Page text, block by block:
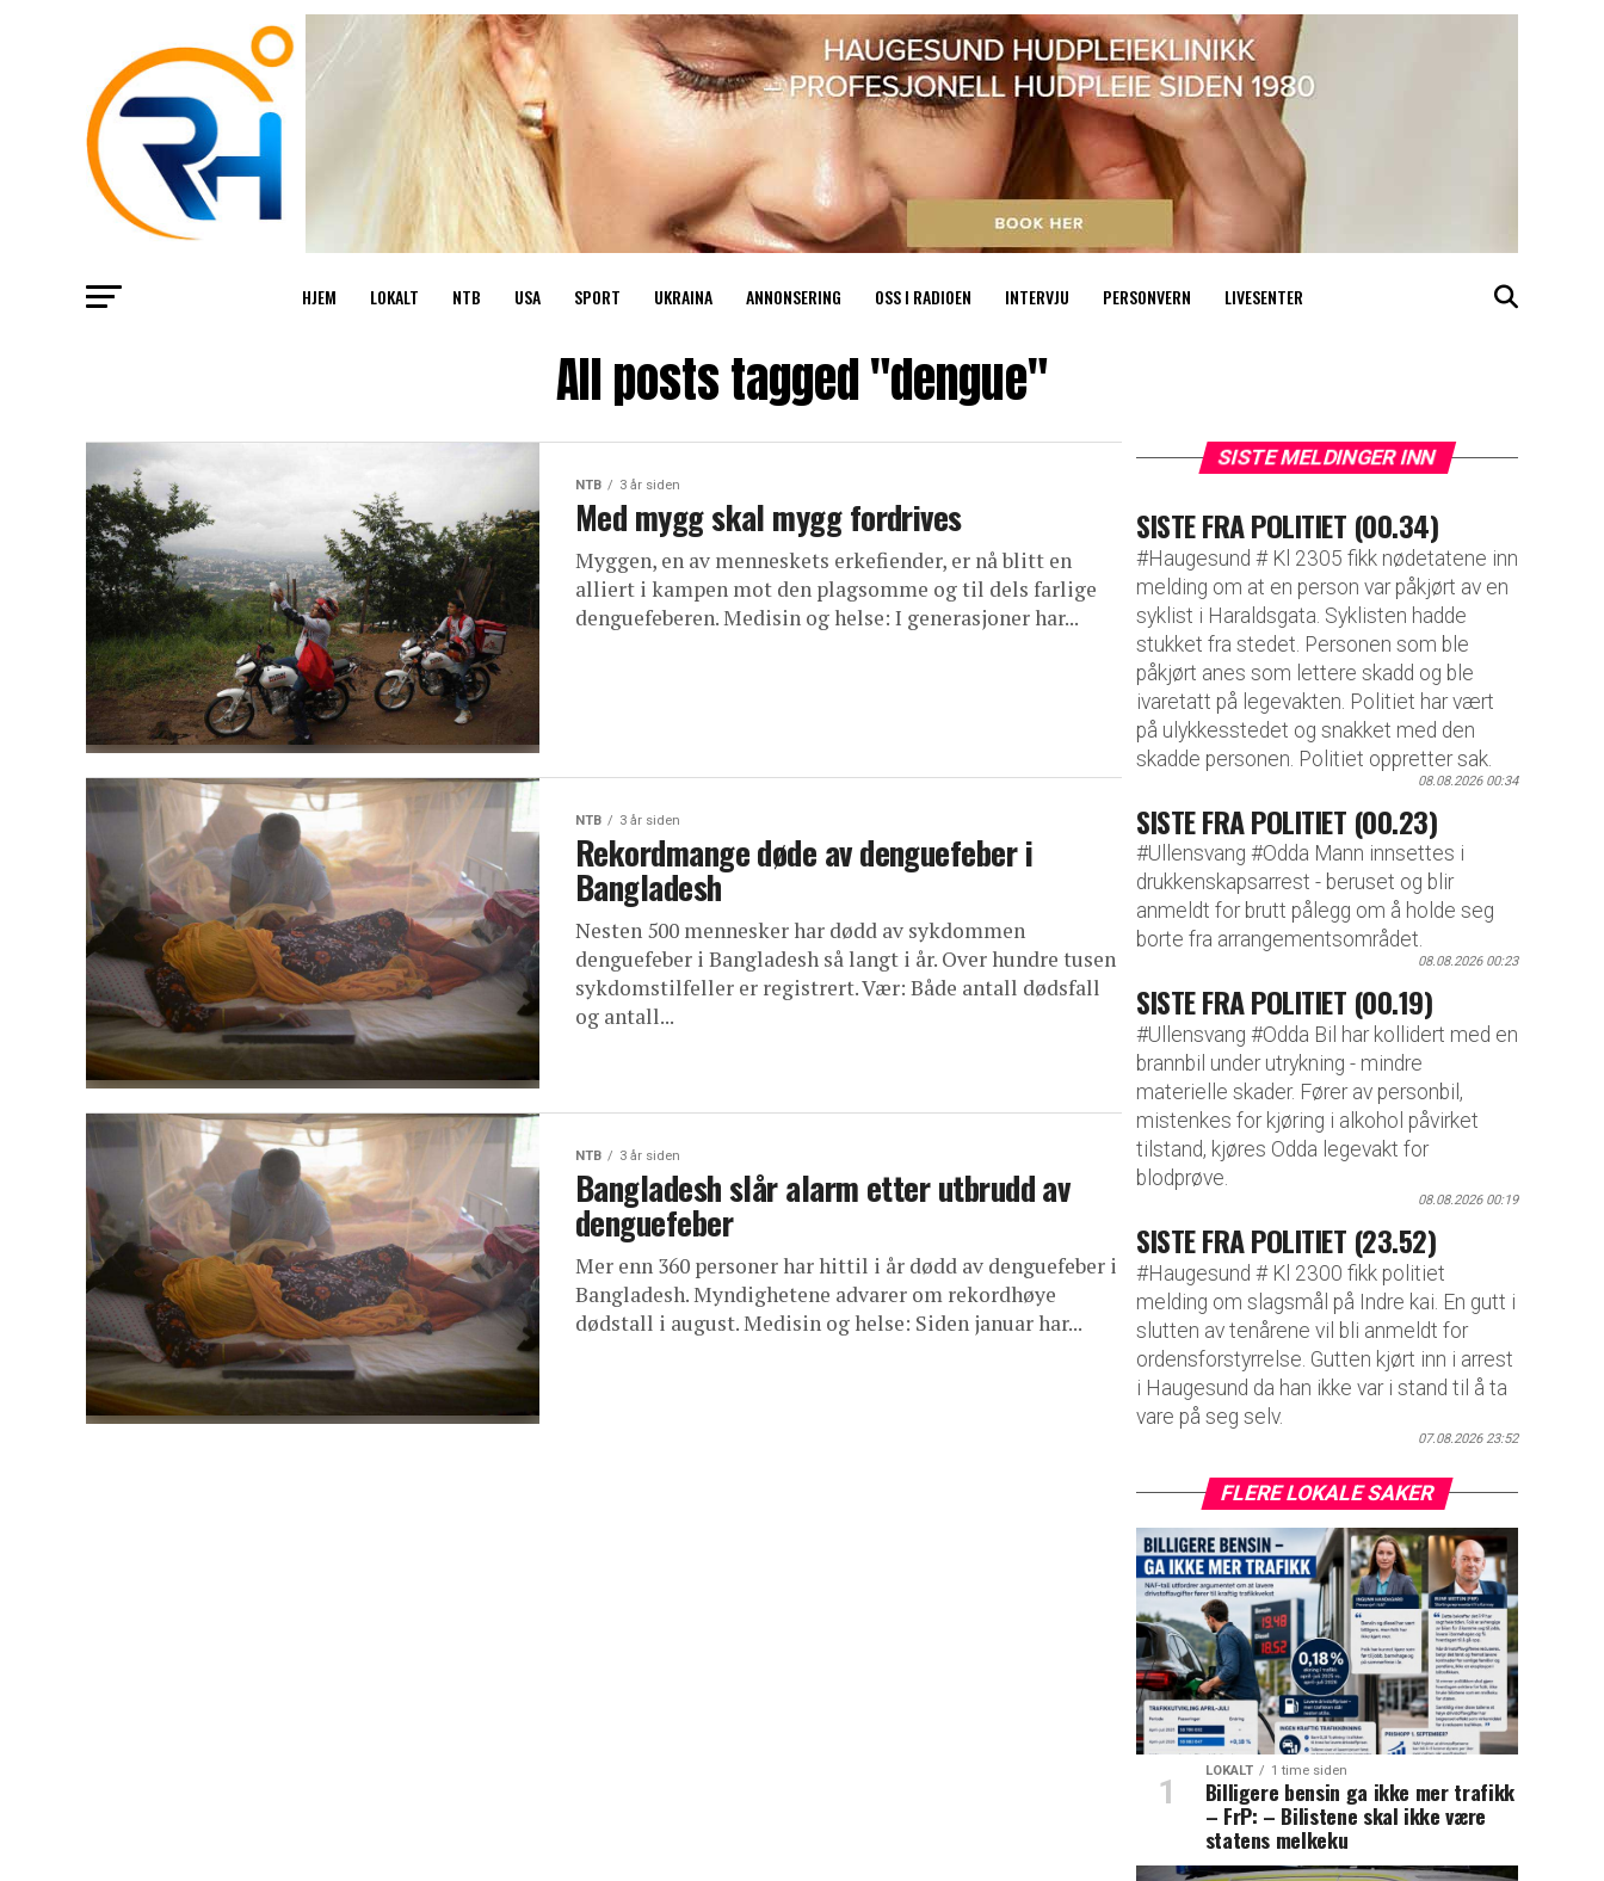
HJEM LOKALT NTB USA SPORT UKRAINA ANNONSERING OSS I RADIOEN INTERVJU PERSONVERN LIVESENTER
All posts tagged "dengue"
NTB 3 år siden
Med mygg skal mygg fordrives
Myggen, en av menneskets erkefiender, er nå blitt en
alliert i kampen mot den plagsomme og til dels farlige
denguefeberen. Medisin og helse: I generasjoner har...
NTB 3 år siden
Rekordmange døde av denguefeber i
Bangladesh
Nesten 500 mennesker har dødd av sykdommen
denguefeber i Bangladesh så langt i år. Over hundre tusen
sykdomstilfeller er registrert. Vær: Både antall dødsfall
og antall...
NTB 3 år siden
Bangladesh slår alarm etter utbrudd av
denguefeber
Mer enn 360 personer har hittil i år dødd av denguefeber i
Bangladesh. Myndighetene advarer om rekordhøye
dødstall i august. Medisin og helse: Siden januar har...
SISTE MELDINGER INN
SISTE FRA POLITIET (00.34)
#Haugesund # Kl 2305 fikk nødetatene inn
melding om at en person var påkjørt av en
syklist i Haraldsgata. Syklisten hadde
stukket fra stedet. Personen som ble
påkjørt anes som lettere skadd og ble
ivaretatt på legevakten. Politiet har vært
på ulykkesstedet og snakket med den
skadde personen. Politiet oppretter sak.
08.08.2026 00:34
SISTE FRA POLITIET (00.23)
#Ullensvang #Odda Mann innsettes i
drukkenskapsarrest - beruset og blir
anmeldt for brutt pålegg om å holde seg
borte fra arrangementsområdet.
08.08.2026 00:23
SISTE FRA POLITIET (00.19)
#Ullensvang #Odda Bil har kollidert med en
brannbil under utrykning - mindre
materielle skader. Fører av personbil,
mistenkes for kjøring i alkohol påvirket
tilstand, kjøres Odda legevakt for
blodprøve.
08.08.2026 00:19
SISTE FRA POLITIET (23.52)
#Haugesund # Kl 2300 fikk politiet
melding om slagsmål på Indre kai. En gutt i
slutten av tenårene vil bli anmeldt for
ordensforstyrrelse. Gutten kjørt inn i arrest
i Haugesund da han ikke var i stand til å ta
vare på seg selv.
07.08.2026 23:52
FLERE LOKALE SAKER
LOKALT 1 time siden
Billigere bensin ga ikke mer trafikk
– FrP: – Bilistene skal ikke være
statens melkeku